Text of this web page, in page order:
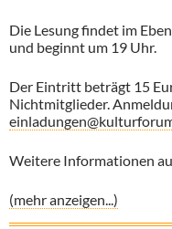
Die Lesung findet im
und beginnt um 19 Uhr.
Der Eintritt beträgt 15
Nichtmitglieder.
Weitere Informationen
(mehr anzeigen...)